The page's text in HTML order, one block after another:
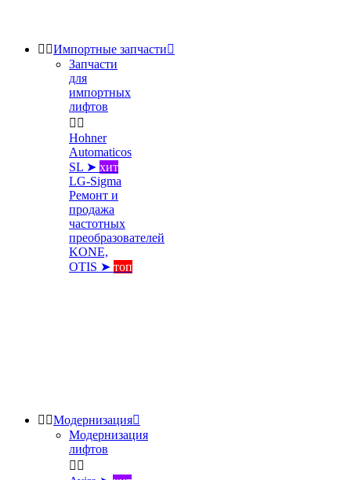
 Импортные запчасти
Запчасти
для
импортных
лифтов
 
Hohner
Automaticos
SL ➤ хит
LG-Sigma
Ремонт и
продажа
частотных
преобразователей
KONE,
OTIS ➤ топ
 Модернизация
Модернизация
лифтов
 